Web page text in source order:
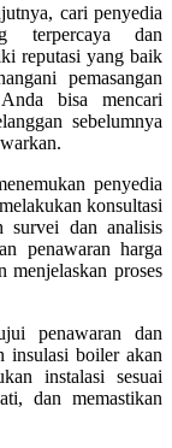
cari penyedia
terpercaya dan
reputasi yang baik
pemasangan
bisa mencari
sebelumnya
penyedia
konsultasi
dan analisis
penawaran harga
menjelaskan proses
penawaran dan
insulasi boiler akan
instalasi sesuai
dan memastikan